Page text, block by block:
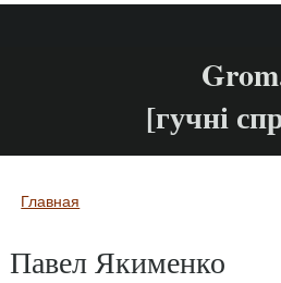
[гучні
Вы здесь
Главная
Павел Якименко